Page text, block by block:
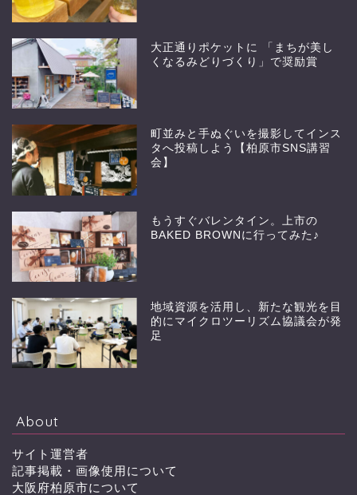
大正通りポケットに 「まちが美し
くなるみどりづくり」で奨励賞
町並みと手ぬぐいを撮影してインス
タへ投稿しよう【柏原市SNS講習
会】
もうすぐバレンタイン。上市の
BAKED BROWNに行ってみた♪
地域資源を活用し、新たな観光を目
的にマイクロツーリズム協議会が発
足
About
サイト運営者
記事掲載・画像使用について
大阪府柏原市について